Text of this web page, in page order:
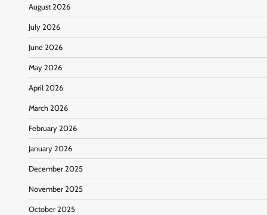
August 2026
July 2026
June 2026
May 2026
April 2026
March 2026
February 2026
January 2026
December 2025
November 2025
October 2025